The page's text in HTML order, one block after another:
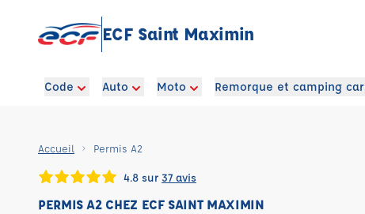
ECF Saint Maximin
Code Auto Moto Remorque et camping car
Accueil Permis A2
4.8 sur 37 avis
PERMIS A2 CHEZ ECF SAINT MAXIMIN